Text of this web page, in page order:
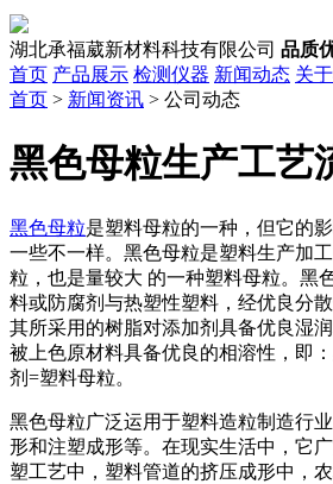
湖北承福葳新材料科技有限公司 品质
首页 产品展示 检测仪器 新闻动态 关
首页 > 新闻资讯 > 公司动态
黑色母粒生产工艺
黑色母粒是塑料母粒的一种，但它的
一些不一样。黑色母粒是塑料生产加
粒，也是量较大 的一种塑料母粒。黑
料或防腐剂与热塑性塑料，经优良分
其所采用的树脂对添加剂具备优良湿
被上色原材料具备优良的相溶性，即
剂=塑料母粒。
黑色母粒广泛运用于塑料造粒制造行
形和注塑成形等。在现实生活中，它
塑工艺中，塑料管道的挤压成形中，